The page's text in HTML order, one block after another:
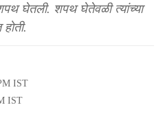
घेतली. शपथ घेतेवळी त्यांच्या
IST
IST